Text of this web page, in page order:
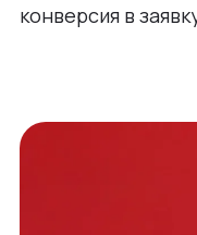
конверсия в